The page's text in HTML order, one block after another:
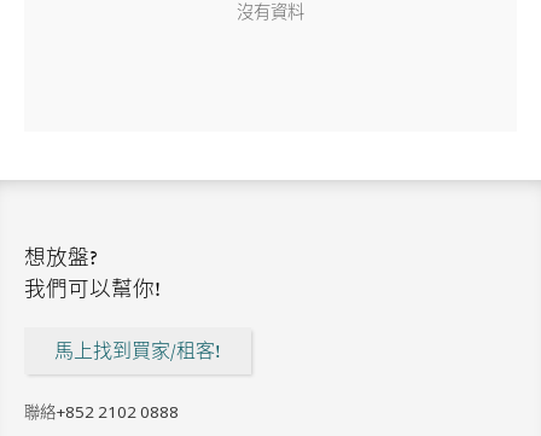
沒有資料
想放盤?
我們可以幫你!
馬上找到買家/租客!
聯絡+852 2102 0888